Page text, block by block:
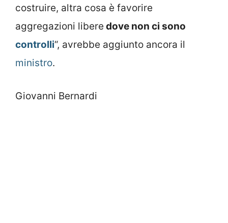
costruire, altra cosa è favorire
aggregazioni libere dove non ci sono
controlli“, avrebbe aggiunto ancora il
ministro.
Giovanni Bernardi